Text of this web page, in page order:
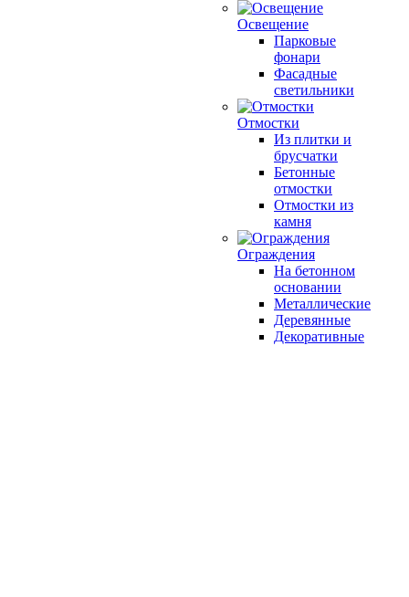
Освещение
Парковые
фонари
Фасадные
светильники
Отмостки
Из плитки и
брусчатки
Бетонные
отмостки
Отмостки из
камня
Ограждения
На бетонном
основании
Металлические
Деревянные
Декоративные